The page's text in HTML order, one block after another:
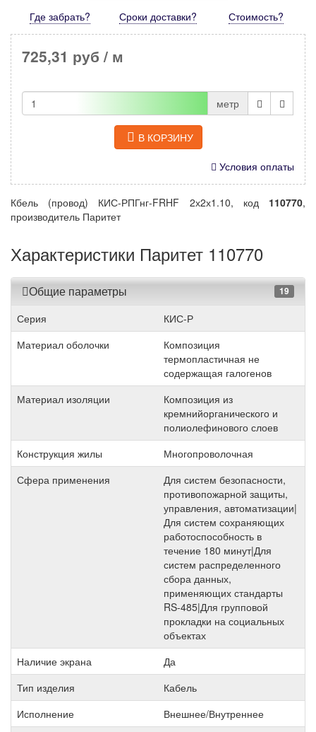
Где забрать? Сроки доставки? Стоимость?
725,31 руб / м
метр
В КОРЗИНУ
Условия оплаты
Кбель (провод) КИС-РПГнг-FRHF 2х2х1.10, код 110770,
производитель Паритет
Характеристики Паритет 110770
Общие параметры 19
Серия
КИС-Р
Материал оболочки
Композиция
термопластичная не
содержащая галогенов
Материал изоляции
Композиция из
кремнийорганического и
полиолефинового слоев
Конструкция жилы
Многопроволочная
Сфера применения
Для систем безопасности,
противопожарной защиты,
управления, автоматизации|
Для систем сохраняющих
работоспособность в
течение 180 минут|Для
систем распределенного
сбора данных,
применяющих стандарты
RS-485|Для групповой
прокладки на социальных
объектах
Наличие экрана
Да
Тип изделия
Кабель
Исполнение
Внешнее/Внутреннее